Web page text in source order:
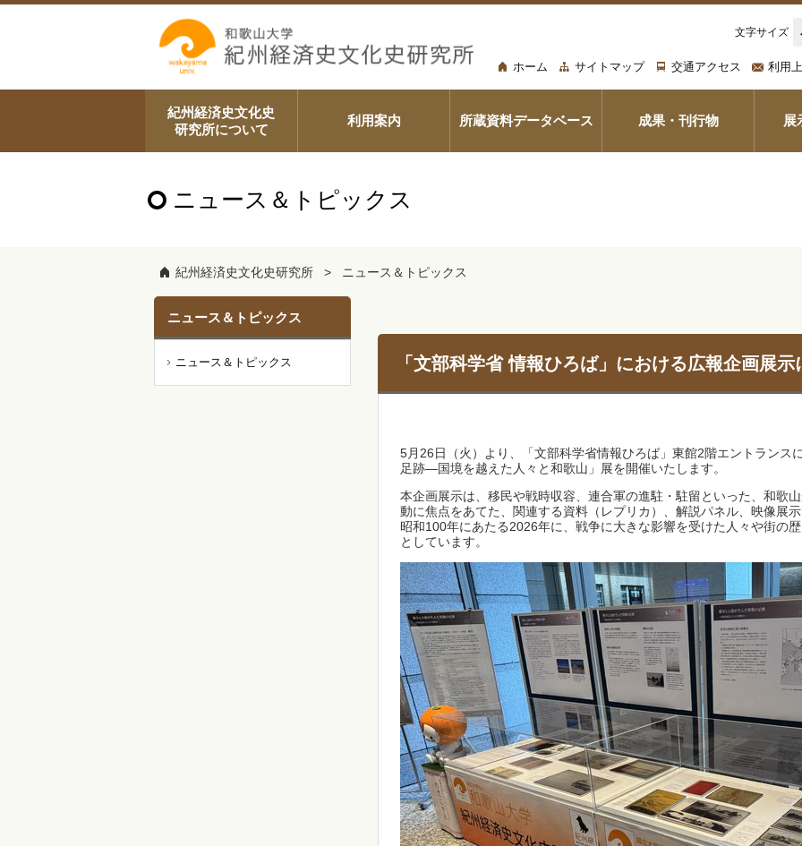
文字サイズ
ホーム サイトマップ 交通アクセス 利用
紀州経済史文化史
研究所について
利用案内 所蔵資料データベース 成果・刊行物 展
ニュース＆トピックス
紀州経済史文化史研究所 ニュース＆トピックス
「文部科学省 情報ひろば」における広報企画展示
5月26日（火）より、「文部科学省情報ひろば」東館2階エントランス
足跡―国境を越えた人々と和歌山」展を開催いたします。
本企画展示は、移民や戦時収容、連合軍の進駐・駐留といった、和歌
動に焦点をあてた、関連する資料（レプリカ）、解説パネル、映像展
昭和100年にあたる2026年に、戦争に大きな影響を受けた人々や街の
としています。
ニュース＆トピックス
ニュース＆トピックス